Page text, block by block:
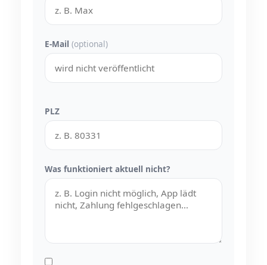
E-Mail (optional)
PLZ
Was funktioniert aktuell nicht?